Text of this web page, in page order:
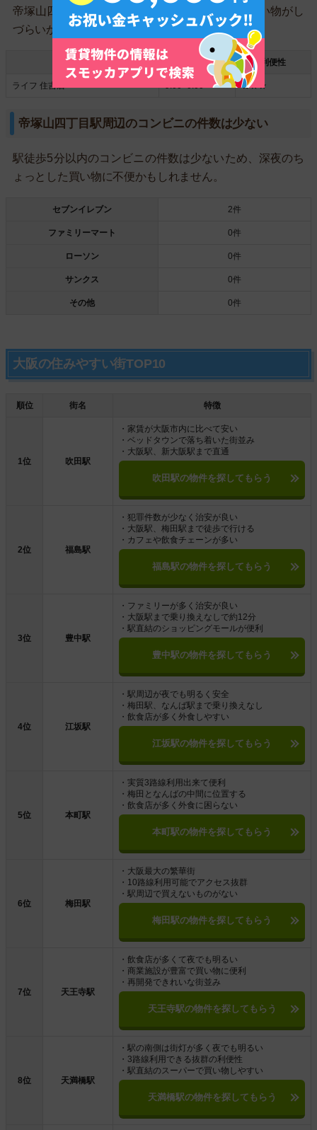
帝塚山四丁目周辺はスーパーが1件しかなく、買い物がし
づらいかもしれません。
店名 営業時間 利便性
ライフ 住吉店 9:00~0:00 ★★★
帝塚山四丁目駅周辺のコンビニの件数は少ない
駅徒歩5分以内のコンビニの件数は少ないため、深夜のち
ょっとした買い物に不便かもしれません。
セブンイレブン 2件
ファミリーマート 0件
ローソン 0件
サンクス 0件
その他 0件
大阪の住みやすい街TOP10
順位 街名 特徴
1位 吹田駅
・家賃が大阪市内に比べて安い
・ベッドタウンで落ち着いた街並み
・大阪駅、新大阪駅まで直通
吹田駅の物件を探してもらう
2位 福島駅
・犯罪件数が少なく治安が良い
・大阪駅、梅田駅まで徒歩で行ける
・カフェや飲食チェーンが多い
福島駅の物件を探してもらう
3位 豊中駅
・ファミリーが多く治安が良い
・大阪駅まで乗り換えなしで約12分
・駅直結のショッピングモールが便利
豊中駅の物件を探してもらう
4位 江坂駅
・駅周辺が夜でも明るく安全
・梅田駅、なんば駅まで乗り換えなし
・飲食店が多く外食しやすい
江坂駅の物件を探してもらう
5位 本町駅
・実質3路線利用出来て便利
・梅田となんばの中間に位置する
・飲食店が多く外食に困らない
本町駅の物件を探してもらう
6位 梅田駅
・大阪最大の繁華街
・10路線利用可能でアクセス抜群
・駅周辺で買えないものがない
梅田駅の物件を探してもらう
7位 天王寺駅
・飲食店が多くて夜でも明るい
・商業施設が豊富で買い物に便利
・再開発できれいな街並み
天王寺駅の物件を探してもらう
8位 天満橋駅
・駅の南側は街灯が多く夜でも明るい
・3路線利用できる抜群の利便性
・駅直結のスーパーで買い物しやすい
天満橋駅の物件を探してもらう